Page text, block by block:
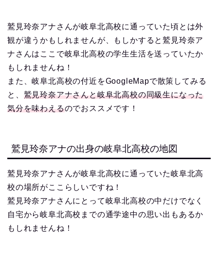
鷲見玲奈アナさんが岐阜北高校に通っていた頃とは外
観が違うかもしれませんが、もしかすると鷲見玲奈ア
ナさんはここで岐阜北高校の学生生活を送っていたか
もしれませんね！
また、岐阜北高校の付近をGoogleMapで散策してみる
と、 鷲見玲奈アナさんと岐阜北高校の同級生になった
気分を味わえるのでおススメです！
鷲見玲奈アナの出身の岐阜北高校の地図
鷲見玲奈アナさんが岐阜北高校に通っていた岐阜北高
校の場所がここらしいですね！
鷲見玲奈アナさんにとって岐阜北高校の中だけでなく
自宅から岐阜北高校までの通学途中の思い出もあるか
もしれませんね！